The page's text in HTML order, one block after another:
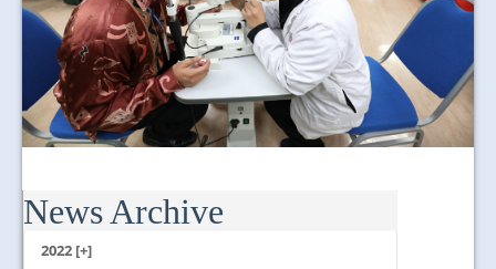
News Archive
2022 [+]